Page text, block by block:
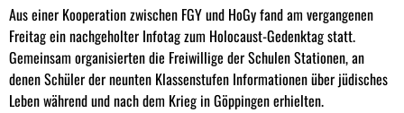
Aus einer Kooperation zwischen FGY und HoGy fand am vergangenen
Freitag ein nachgeholter Infotag zum Holocaust-Gedenktag statt.
Gemeinsam organisierten die Freiwillige der Schulen Stationen, an
denen Schüler der neunten Klassenstufen Informationen über jüdisches
Leben während und nach dem Krieg in Göppingen erhielten.